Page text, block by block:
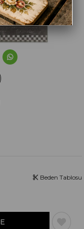
Beden Tablosu